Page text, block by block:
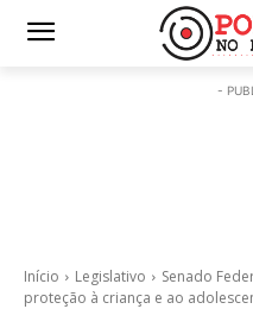
-
Início Legislativo Senado
proteção à criança e ao